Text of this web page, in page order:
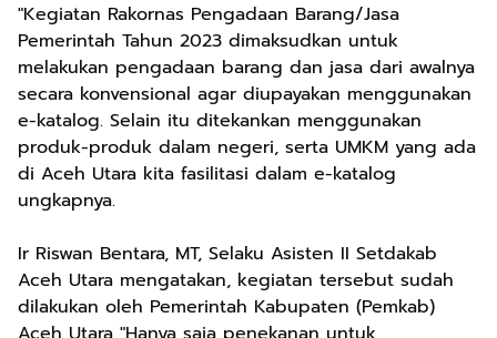
"Kegiatan Rakornas Pengadaan Barang/Jasa
Pemerintah Tahun 2023 dimaksudkan untuk
melakukan pengadaan barang dan jasa dari awalnya
secara konvensional agar diupayakan menggunakan
e-katalog. Selain itu ditekankan menggunakan
produk-produk dalam negeri, serta UMKM yang ada
di Aceh Utara kita fasilitasi dalam e-katalog
ungkapnya.
Ir Riswan Bentara, MT, Selaku Asisten II Setdakab
Aceh Utara mengatakan, kegiatan tersebut sudah
dilakukan oleh Pemerintah Kabupaten (Pemkab)